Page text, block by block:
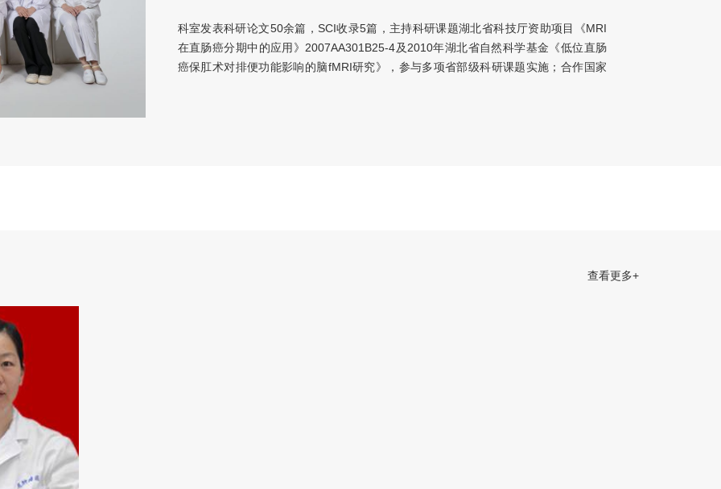
科室发表科研论文50余篇，SCI收录5篇，主持科研课题湖北省科技厅资助项目《MRI
在直肠癌分期中的应用》2007AA301B25-4及2010年湖北省自然科学基金《低位直肠
癌保肛术对排便功能影响的脑fMRI研究》，参与多项省部级科研课题实施；合作国家
查看更多+